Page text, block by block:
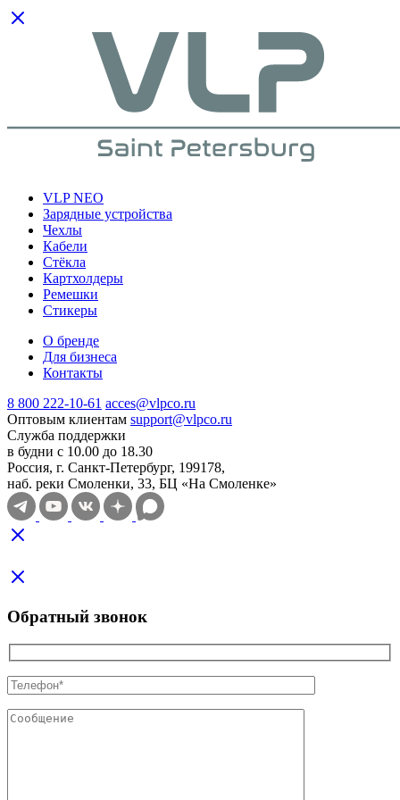
VLP NEO
Зарядные устройства
Чехлы
Кабели
Cтёкла
Картхолдеры
Ремешки
Стикеры
О бренде
Для бизнеса
Контакты
8 800 222-10-61 acces@vlpco.ru
Оптовым клиентам support@vlpco.ru
Служба поддержки
в будни с 10.00 до 18.30
Россия, г. Санкт-Петербург, 199178,
наб. реки Смоленки, 33, БЦ «На Смоленке»
Обратный звонок